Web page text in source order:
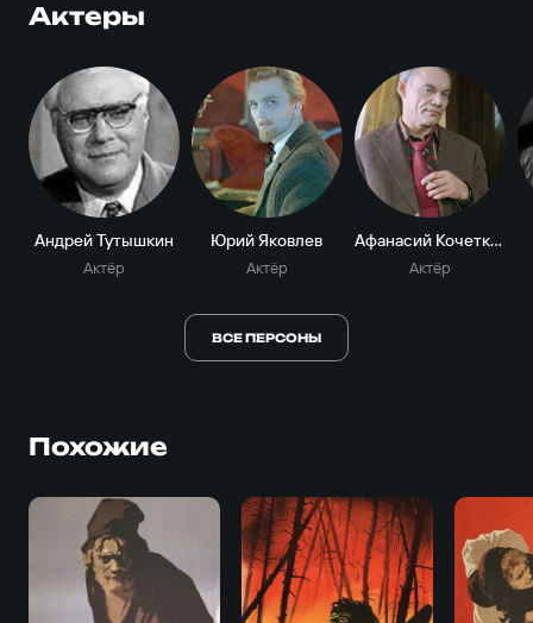
Актеры
Андрей Тутышкин
Актёр
Юрий Яковлев
Актёр
Афанасий Кочетков
Актёр
ВСЕ ПЕРСОНЫ
Похожие